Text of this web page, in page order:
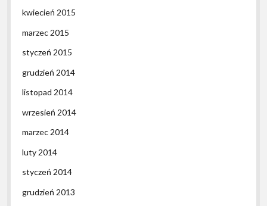
kwiecień 2015
marzec 2015
styczeń 2015
grudzień 2014
listopad 2014
wrzesień 2014
marzec 2014
luty 2014
styczeń 2014
grudzień 2013